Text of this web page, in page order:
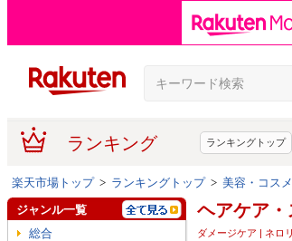
ランキング ランキングトップ
楽天市場トップ> ランキングトップ> 美容・コス
ヘアケア
ダメージケア | ネロ
ジャンル一覧
総合